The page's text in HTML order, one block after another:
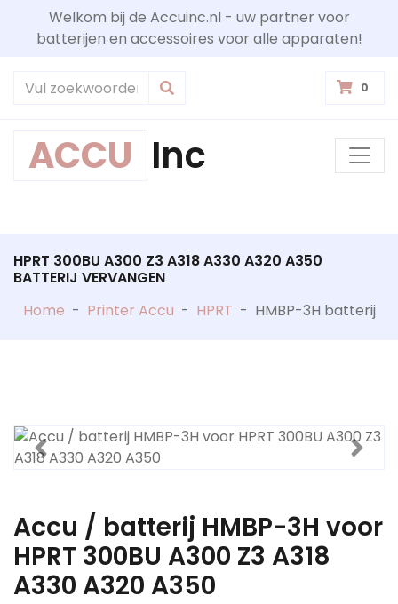
Welkom bij de Accuinc.nl - uw partner voor
batterijen en accessoires voor alle apparaten!
0
ACCU Inc
HPRT 300BU A300 Z3 A318 A330 A320 A350
BATTERIJ VERVANGEN
Home - Printer Accu - HPRT - HMBP-3H batterij
Accu / batterij HMBP-3H voor
HPRT 300BU A300 Z3 A318
A330 A320 A350